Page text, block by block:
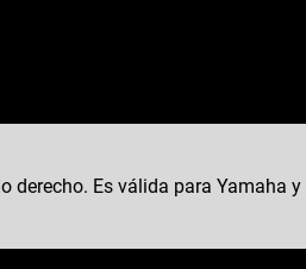
derecho. Es válida para Yamaha